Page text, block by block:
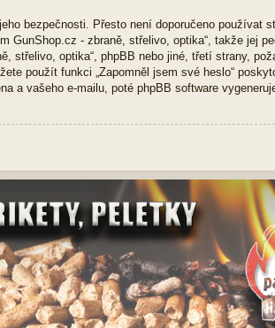
bezpečnosti. Přesto není doporučeno používat
GunShop.cz - zbraně, střelivo, optika“, takže jej
střelivo, optika“, phpBB nebo jiné, třetí strany,
použít funkci „Zapomněl jsem své heslo“
a vašeho e-mailu, poté phpBB software